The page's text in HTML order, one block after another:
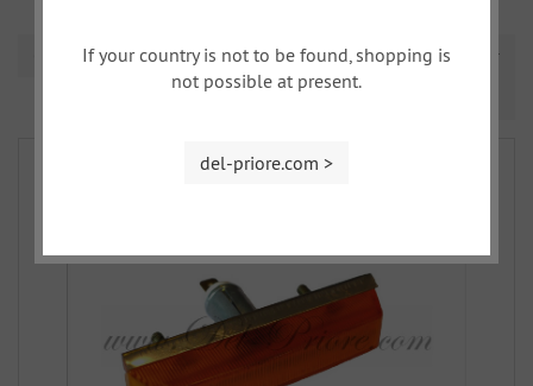
Ordinamento
Prev
If your country is not to be found, shopping is
not possible at present.
del-priore.com >